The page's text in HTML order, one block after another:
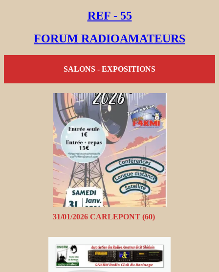
REF - 55
FORUM RADIOAMATEURS
SALONS - EXPOSITIONS
31/01/2026 CARLEPONT (60)